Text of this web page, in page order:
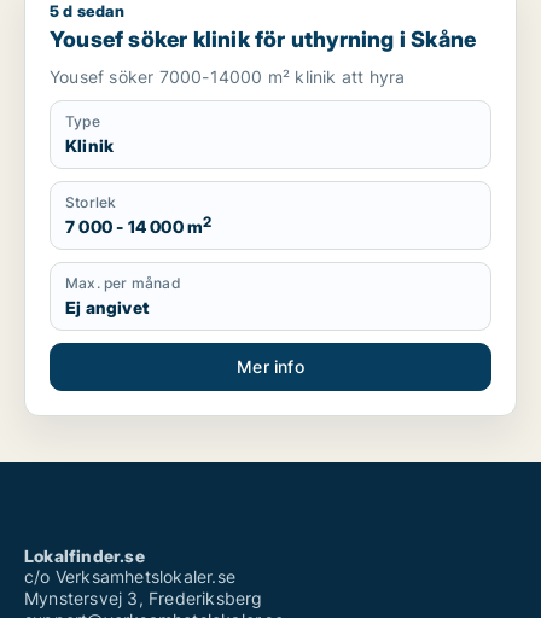
Yousef söker klinik för uthyrning i Skåne
5 d sedan
Yousef söker klinik för uthyrning i Skåne
Yousef söker 7000-14000 m² klinik att hyra
Type
Klinik
Storlek
7 000 - 14 000 m2
Max. per månad
Ej angivet
Mer info
Lokalfinder.se
c/o Verksamhetslokaler.se
Mynstersvej 3, Frederiksberg